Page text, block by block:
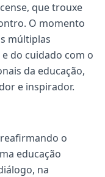
que trouxe
O momento
múltiplas
do cuidado com o
da educação,
e inspirador.
o
educação
na